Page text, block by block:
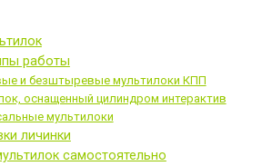
работы
и безштыревые мультилоки КПП
оснащенный цилиндром интерактив
мультилоки
личинки
самостоятельно